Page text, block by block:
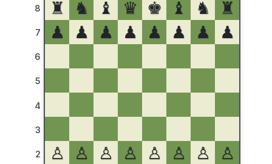
8
7
6
5
4
3
2
♜ ♞ ♝ ♛ ♚ ♝ ♞
♜
♟
♟ ♟ ♟ ♟ ♟ ♟ ♟
♙ ♙ ♙ ♙ ♙ ♙ ♙
♙